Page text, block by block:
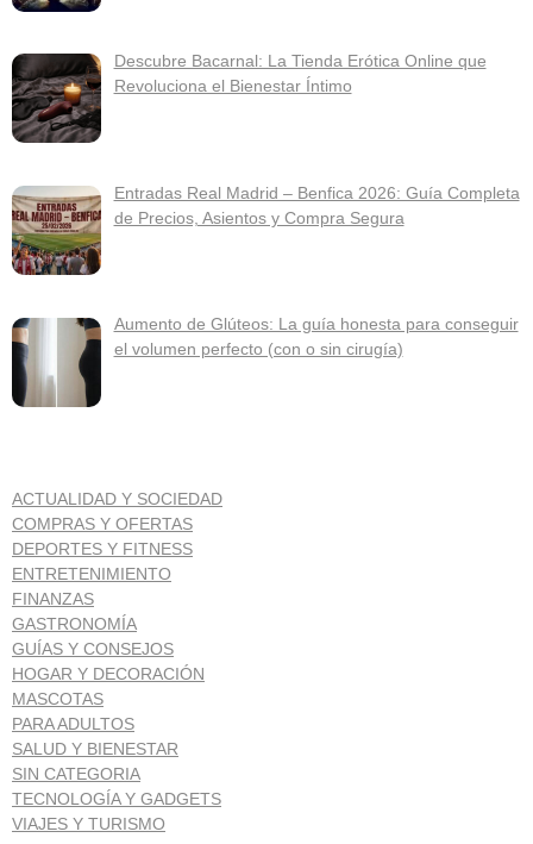
Descubre Bacarnal: La Tienda Erótica Online que
Revoluciona el Bienestar Íntimo
Entradas Real Madrid – Benfica 2026: Guía Completa
de Precios, Asientos y Compra Segura
Aumento de Glúteos: La guía honesta para conseguir
el volumen perfecto (con o sin cirugía)
ACTUALIDAD Y SOCIEDAD
COMPRAS Y OFERTAS
DEPORTES Y FITNESS
ENTRETENIMIENTO
FINANZAS
GASTRONOMÍA
GUÍAS Y CONSEJOS
HOGAR Y DECORACIÓN
MASCOTAS
PARA ADULTOS
SALUD Y BIENESTAR
SIN CATEGORIA
TECNOLOGÍA Y GADGETS
VIAJES Y TURISMO